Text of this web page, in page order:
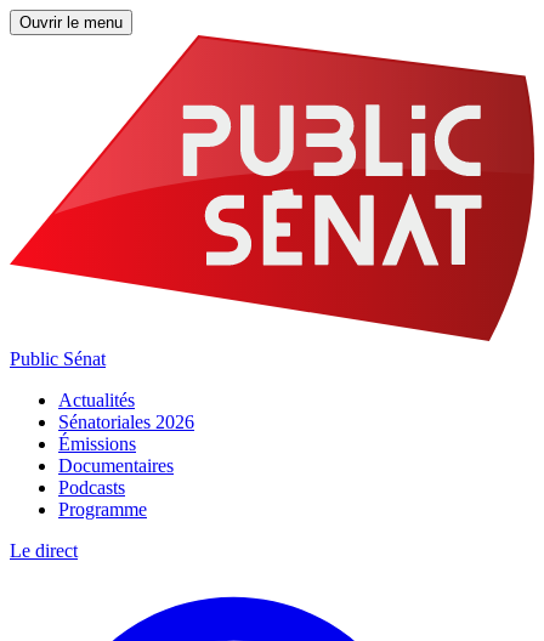
Ouvrir le menu
Public Sénat
Actualités
Sénatoriales 2026
Émissions
Documentaires
Podcasts
Programme
Le direct